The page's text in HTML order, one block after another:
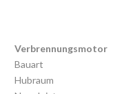
Verbrennungsmotor
Bauart
Hubraum